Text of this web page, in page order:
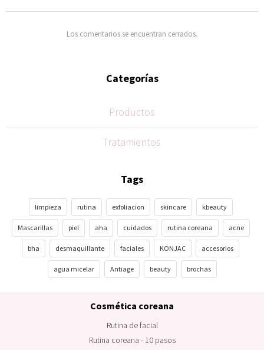
Los comentarios se encuentran cerrados.
Categorías
Productos
Tratamientos
Tags
limpieza rutina exfoliacion skincare kbeauty
Mascarillas piel aha cuidados rutina coreana acne
bha desmaquillante faciales KONJAC accesorios
agua micelar Antiage beauty brochas
Cosmética coreana
Rutina de facial
Rutina coreana - 10 pasos